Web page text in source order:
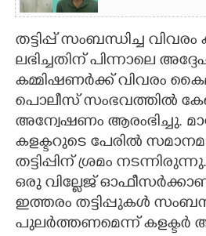
തട്ടിപ്പ് സംബന്ധിച്ച വിവരം
ലഭിച്ചതിന് പിന്നാലെ
കമ്മിഷണർക്ക് വിവരം
പൊലീസ് സംഭവത്തിൽ
അന്വേഷണം ആരംഭിച്ചു.
കളക്ടറുടെ പേരിൽ
തട്ടിപ്പിന് ശ്രമം
ഒരു വില്ലേജ്
ഇത്തരം തട്ടിപ്പുകൾ
പുലർത്തണമെന്ന് കളക്ടർ